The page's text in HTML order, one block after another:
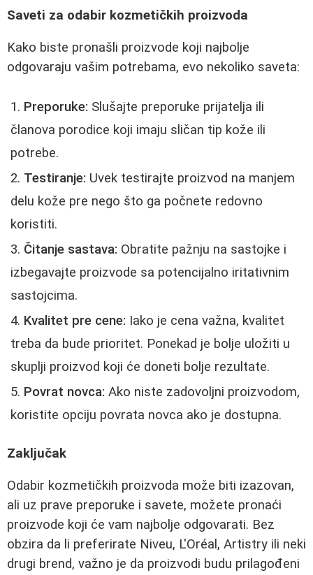
Saveti za odabir kozmetičkih proizvoda
Kako biste pronašli proizvode koji najbolje
odgovaraju vašim potrebama, evo nekoliko saveta:
Preporuke: Slušajte preporuke prijatelja ili
članova porodice koji imaju sličan tip kože ili
potrebe.
Testiranje: Uvek testirajte proizvod na manjem
delu kože pre nego što ga počnete redovno
koristiti.
Čitanje sastava: Obratite pažnju na sastojke i
izbegavajte proizvode sa potencijalno iritativnim
sastojcima.
Kvalitet pre cene: Iako je cena važna, kvalitet
treba da bude prioritet. Ponekad je bolje uložiti u
skuplji proizvod koji će doneti bolje rezultate.
Povrat novca: Ako niste zadovoljni proizvodom,
koristite opciju povrata novca ako je dostupna.
Zaključak
Odabir kozmetičkih proizvoda može biti izazovan,
ali uz prave preporuke i savete, možete pronaći
proizvode koji će vam najbolje odgovarati. Bez
obzira da li preferirate Niveu, L'Oréal, Artistry ili neki
drugi brend, važno je da proizvodi budu prilagođeni